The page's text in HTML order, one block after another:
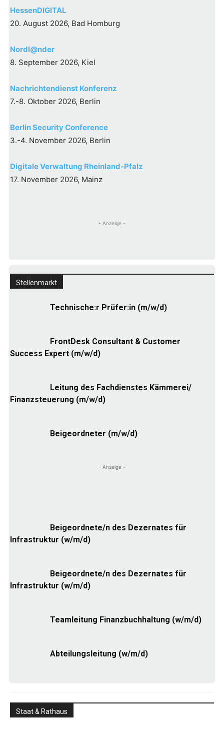
HessenDIGITAL
20. August 2026, Bad Homburg
Nordl@nder
8. September 2026, Kiel
Nachrichtendienst Konferenz
7.-8. Oktober 2026, Berlin
Berlin Security Conference
3.-4. November 2026, Berlin
Digitale Verwaltung Rheinland-Pfalz
17. November 2026, Mainz
- Anzeige -
Stellenmarkt
Technische:r Prüfer:in (m/w/d)
FrontDesk Consultant & Customer
Success Expert (m/w/d)
Leitung des Fachdienstes Kämmerei/
Finanzsteuerung (m/w/d)
Beigeordneter (m/w/d)
– Anzeige –
Beigeordnete/n des Dezernates für
Infrastruktur (w/m/d)
Beigeordnete/n des Dezernates für
Infrastruktur (w/m/d)
Teamleitung Finanzbuchhaltung (w/m/d)
Abteilungsleitung (w/m/d)
Staat & Rathaus